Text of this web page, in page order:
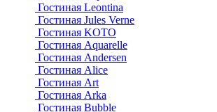
Гостиная Leontina
Гостиная Jules Verne
Гостиная KOTO
Гостиная Aquarelle
Гостиная Andersen
Гостиная Alice
Гостиная Art
Гостиная Arka
Гостиная Bubble